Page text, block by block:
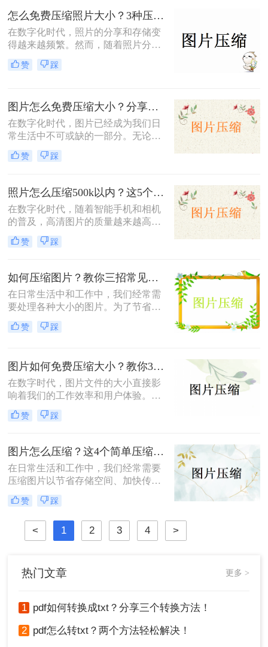
图片大小压缩的方法变得尤为重要。
那么图片大小怎么压缩呢？本文将介
绍三种实用且高效的图片压缩方法。
怎么免费压缩照片大小？3种压缩方法推荐！
在数字化时代，照片的分享和存储变
得越来越频繁。然而，随着照片分辨
率的提高，文件大小也随之增加，这
不仅占据了大量存储空间，还在上传
能节省存储空间又能保证照片质量，
成为了一项重要的技能。本文将介绍
三种实用且高效的免费照片压缩方
项。
赞 踩
图片怎么免费压缩大小？分享三种高效压缩方法！
在数字化时代，图片已经成为我们日
常生活中不可或缺的一部分。无论是
社交媒体的分享、网站的建设，还是
个人的照片保存，图片的使用频率都
片数量不断增加，图片的大小也在不
断膨胀，导致存储空间不足、上传速
度慢以及加载时间延长等一系列问
题。因此，掌握图片怎么免费压缩大
小，既能节省存储空间又能保证图片
质量，成为了一项重要的技能。本文
缩方法。
赞 踩
照片怎么压缩500k以内？这5个压缩方法推荐给你！
在数字化时代，随着智能手机和相机
的普及，高清图片的质量越来越高，
但这也导致了单张图片的文件大小动
辄数兆字节（MB），给存储、传输
件附件限制、社交媒体上传要求或网
页加载速度优化的需求，将照片压缩
至500K以内成为了许多用户迫切需要
掌握的一项技能。那么照片怎么压缩
500k以内呢？本文将详细介绍五种简
单易行的照片压缩方法，帮助您轻松
赞 踩
如何压缩图片？教你三招常见压缩方法！
在日常生活中和工作中，我们经常需
要处理各种大小的图片。为了节省存
储空间、加快文件传输速度或优化网
页加载性能，压缩图片成为了一项必
赞 踩
图片如何免费压缩大小？教你3个压缩图片的好方法！
在数字时代，图片文件的大小直接影
响着我们的工作效率和用户体验。无
论是为了加快网页加载速度、适应特
定平台的上传要求还是节省存储空
项非常重要的技能。本文将介绍三种
广泛使用的图片压缩方法。
赞 踩
图片怎么压缩？这4个简单压缩方法用起来！
在日常生活和工作中，我们经常需要
压缩图片以节省存储空间、加快传输
速度或满足特定的上传要求。那么图
片怎么压缩呢？本文将介绍四种图片
压缩方法，帮助您更好地进行图片压
赞 踩
< 1 2 3 4 >
热门文章 更多 >
1 pdf如何转换成txt？分享三个转换方法！
2 pdf怎么转txt？两个方法轻松解决！